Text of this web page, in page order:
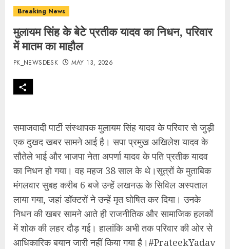
Breaking News
मुलायम सिंह के बेटे प्रतीक यादव का निधन, परिवार
में मातम का माहौल
PK_NEWSDESK MAY 13, 2026
समाजवादी पार्टी संस्थापक मुलायम सिंह यादव के परिवार से जुड़ी
एक दुखद खबर सामने आई है। सपा प्रमुख अखिलेश यादव के
सौतेले भाई और भाजपा नेता अपर्णा यादव के पति प्रतीक यादव
का निधन हो गया। वह महज 38 साल के थे।सूत्रों के मुताबिक
मंगलवार सुबह करीब 6 बजे उन्हें लखनऊ के सिविल अस्पताल
लाया गया, जहां डॉक्टरों ने उन्हें मृत घोषित कर दिया। उनके
निधन की खबर सामने आते ही राजनीतिक और सामाजिक हलकों
में शोक की लहर दौड़ गई। हालांकि अभी तक परिवार की ओर से
आधिकारिक बयान जारी नहीं किया गया है।#PrateekYadav